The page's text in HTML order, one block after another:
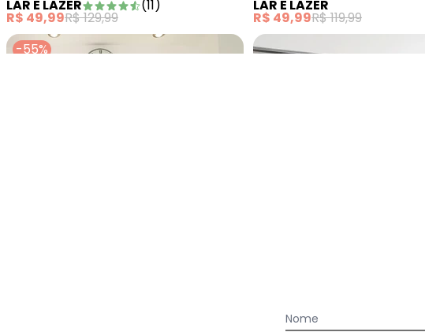
Peça
LAR E LAZER (11)
R$ 49,99R$ 129,99
Peças
LAR E LAZER
R$ 49,99R$ 119,99
-55%
Nome